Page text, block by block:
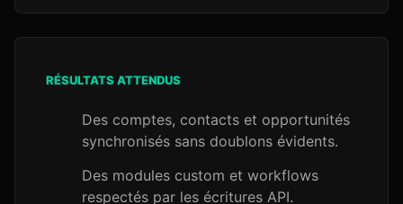
RÉSULTATS ATTENDUS
Des comptes, contacts et opportunités
synchronisés sans doublons évidents.
Des modules custom et workflows
respectés par les écritures API.